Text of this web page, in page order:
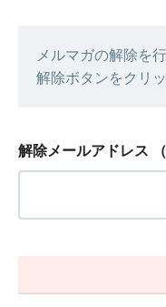
メルマガの解除を
解除ボタンをクリ
解除メールアドレス